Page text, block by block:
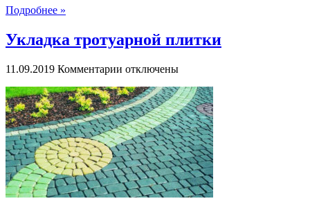
Подробнее »
Укладка тротуарной плитки
11.09.2019 Комментарии к
Укладка
тротуарной
плитки
отключены